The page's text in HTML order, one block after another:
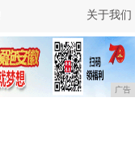
关于我们
广告